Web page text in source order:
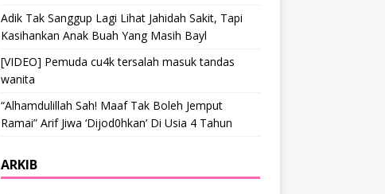
Adik Tak Sanggup Lagi Lihat Jahidah Sakit, Tapi
Kasihankan Anak Buah Yang Masih Bayl
[VIDEO] Pemuda cu4k tersalah masuk tandas
wanita
“Alhamdulillah Sah! Maaf Tak Boleh Jemput
Ramai” Arif Jiwa ‘Dijod0hkan’ Di Usia 4 Tahun
ARKIB